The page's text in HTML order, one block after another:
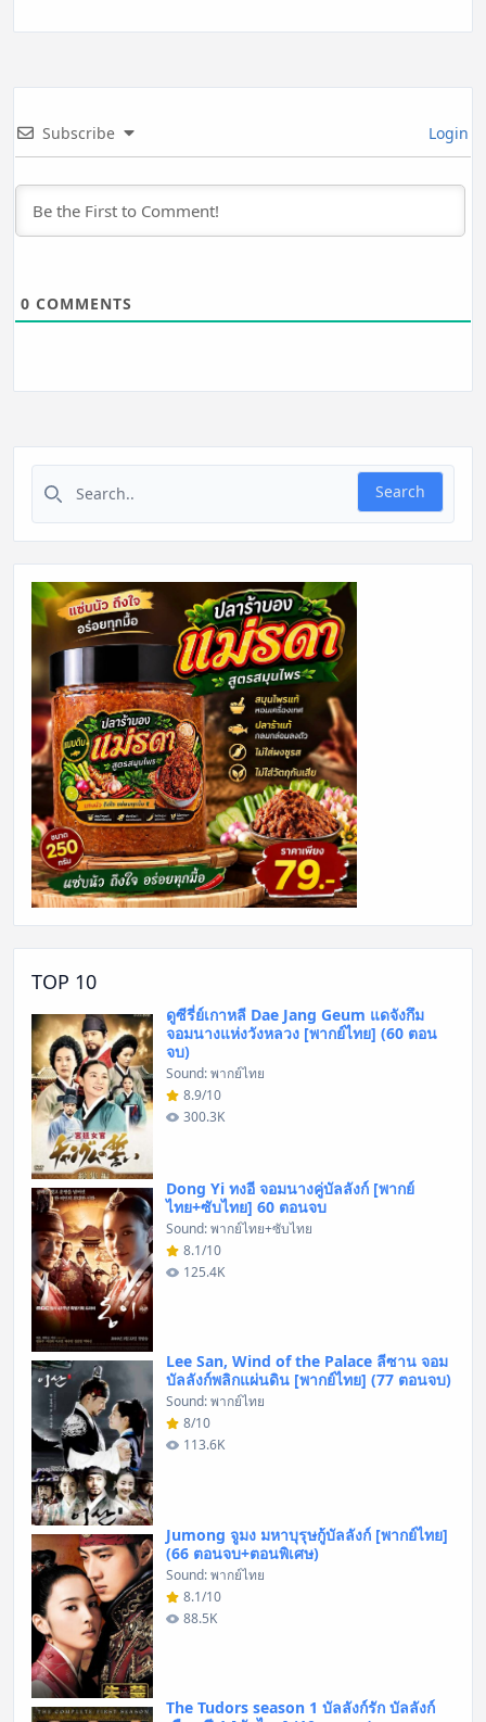
Subscribe Login
0 COMMENTS
Search
TOP 10
ดูซีรี่ย์เกาหลี Dae Jang Geum แดจังกึม
จอมนางแห่งวังหลวง [พากย์ไทย] (60 ตอน
จบ)
Sound: พากย์ไทย
8.9/10
300.3K
Dong Yi ทงอี จอมนางคู่บัลลังก์ [พากย์
ไทย+ซับไทย] 60 ตอนจบ
Sound: พากย์ไทย+ซับไทย
8.1/10
125.4K
Lee San, Wind of the Palace ลีซาน จอม
บัลลังก์พลิกแผ่นดิน [พากย์ไทย] (77 ตอนจบ)
Sound: พากย์ไทย
8/10
113.6K
Jumong จูมง มหาบุรุษกู้บัลลังก์ [พากย์ไทย]
(66 ตอนจบ+ตอนพิเศษ)
Sound: พากย์ไทย
8.1/10
88.5K
The Tudors season 1 บัลลังก์รัก บัลลังก์